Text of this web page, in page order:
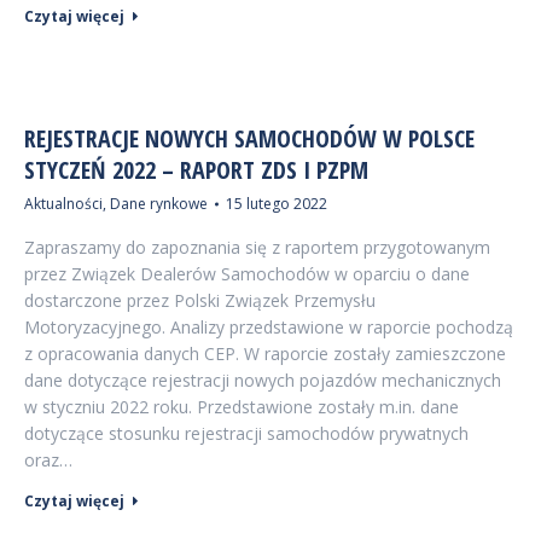
Czytaj więcej
REJESTRACJE NOWYCH SAMOCHODÓW W POLSCE
STYCZEŃ 2022 – RAPORT ZDS I PZPM
Aktualności, Dane rynkowe 15 lutego 2022
Zapraszamy do zapoznania się z raportem przygotowanym
przez Związek Dealerów Samochodów w oparciu o dane
dostarczone przez Polski Związek Przemysłu
Motoryzacyjnego. Analizy przedstawione w raporcie pochodzą
z opracowania danych CEP. W raporcie zostały zamieszczone
dane dotyczące rejestracji nowych pojazdów mechanicznych
w styczniu 2022 roku. Przedstawione zostały m.in. dane
dotyczące stosunku rejestracji samochodów prywatnych
oraz…
Czytaj więcej